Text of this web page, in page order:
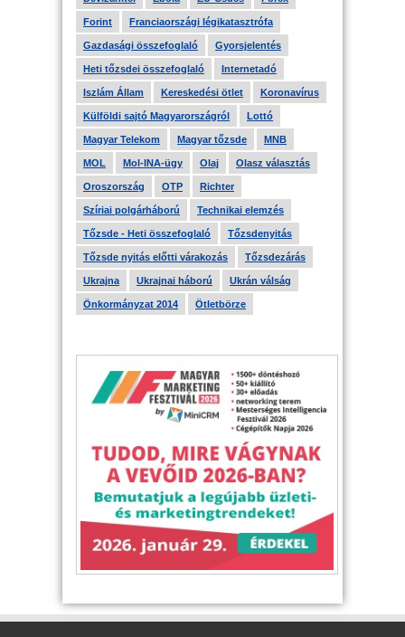
Forint Franciaországi légikatasztrófa
Gazdasági összefoglaló Gyorsjelentés
Heti tőzsdei összefoglaló Internetadó
Iszlám Állam Kereskedési ötlet Koronavírus
Külföldi sajtó Magyarországról Lottó
Magyar Telekom Magyar tőzsde MNB
MOL Mol-INA-ügy Olaj Olasz választás
Oroszország OTP Richter
Szíriai polgárháború Technikai elemzés
Tőzsde - Heti összefoglaló Tőzsdenyitás
Tőzsde nyitás előtti várakozás Tőzsdezárás
Ukrajna Ukrajnai háború Ukrán válság
Önkormányzat 2014 Ötletbörze